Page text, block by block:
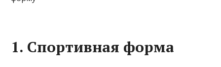
1. Спортивная форма